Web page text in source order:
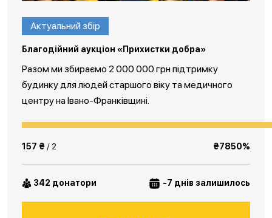
Актуальний збір
Благодійний аукціон «Прихистки добра»
Разом ми збираємо 2 000 000 грн підтримку
будинку для людей старшого віку та медичного
центру на Івано-Франківщині.
157 ₴ / 2 ₴7850%
342 донатори -7 днів залишилось